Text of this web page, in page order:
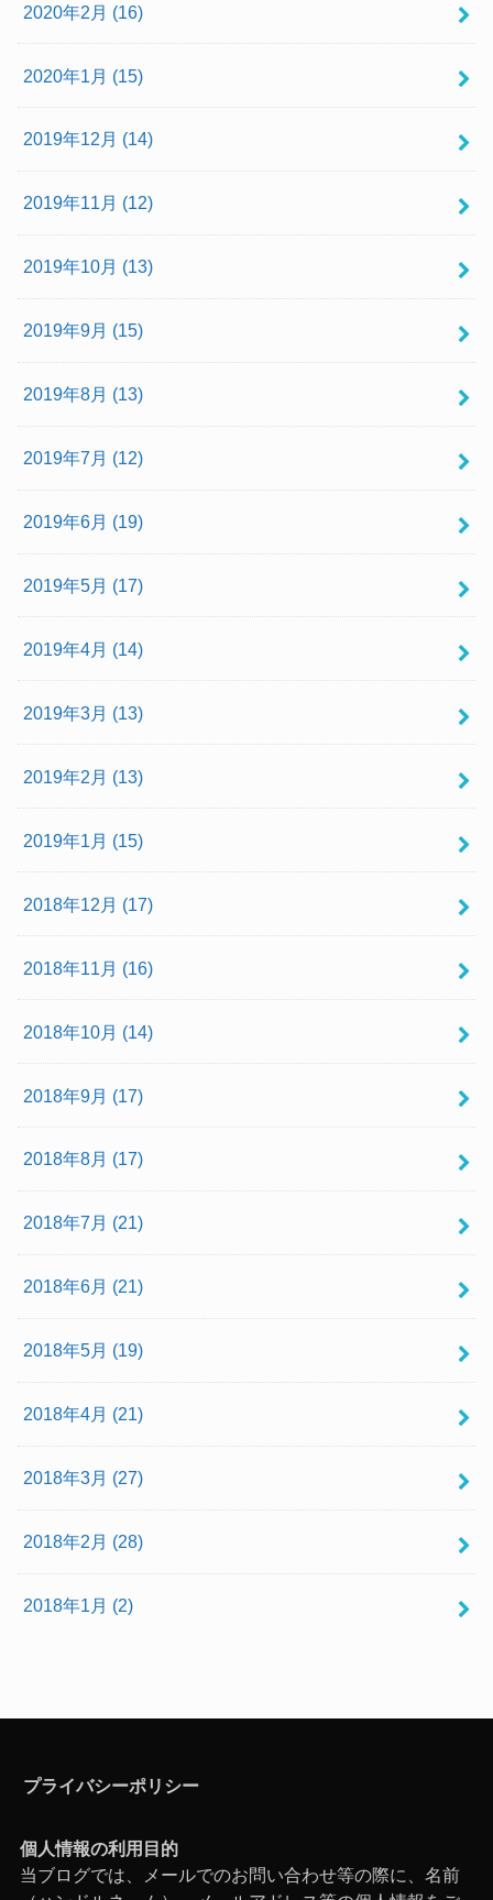
2020年2月 (16)
2020年1月 (15)
2019年12月 (14)
2019年11月 (12)
2019年10月 (13)
2019年9月 (15)
2019年8月 (13)
2019年7月 (12)
2019年6月 (19)
2019年5月 (17)
2019年4月 (14)
2019年3月 (13)
2019年2月 (13)
2019年1月 (15)
2018年12月 (17)
2018年11月 (16)
2018年10月 (14)
2018年9月 (17)
2018年8月 (17)
2018年7月 (21)
2018年6月 (21)
2018年5月 (19)
2018年4月 (21)
2018年3月 (27)
2018年2月 (28)
2018年1月 (2)
プライバシーポリシー
個人情報の利用目的
当ブログでは、メールでのお問い合わせ等の際に、名前